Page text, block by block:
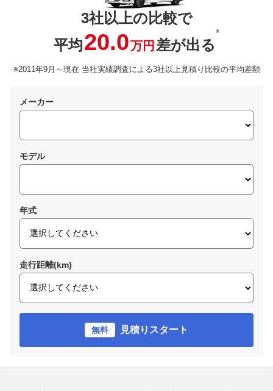
3社以上の比較で
平均20.0万円 差が出る
※
※2011年9月～現在 当社実績調査による3社以上見積り比較の平均差額
メーカー
モデル
年式
走行距離(km)
無料 見積りスタート